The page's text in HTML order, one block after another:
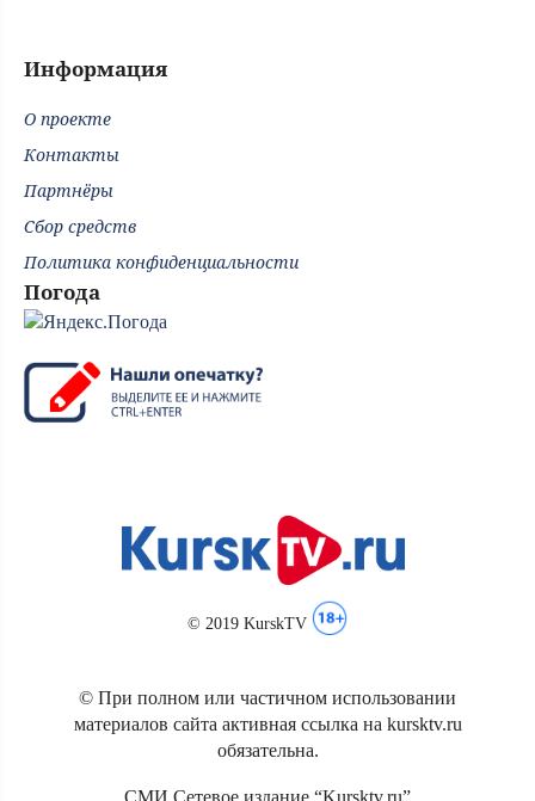
Информация
О проекте
Контакты
Партнёры
Сбор средств
Политика конфиденциальности
Погода
© 2019 KurskTV
© При полном или частичном использовании
материалов сайта активная ссылка на kursktv.ru
обязательна.